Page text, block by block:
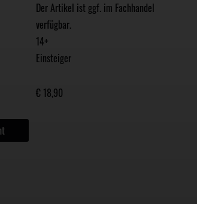
Der Artikel ist ggf. im Fachhandel
verfügbar.
14+
Einsteiger
€ 18,90